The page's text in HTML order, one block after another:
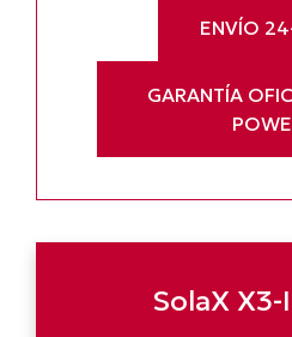
ENVÍO
GARANTÍA
SolaX X3-